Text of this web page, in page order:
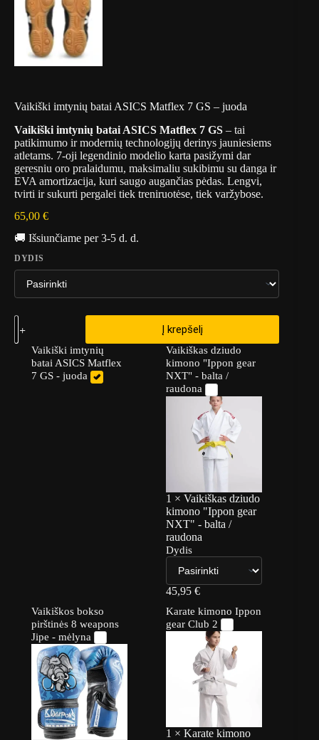
Vaikiški imtynių batai ASICS Matflex 7 GS – juoda
Vaikiški imtynių batai ASICS Matflex 7 GS – tai
patikimumo ir modernių technologijų derinys jauniesiems
atletams. 7-oji legendinio modelio karta pasižymi dar
geresniu oro pralaidumu, maksimaliu sukibimu su danga ir
EVA amortizacija, kuri saugo augančias pėdas. Lengvi,
tvirti ir sukurti pergalei tiek treniruotėse, tiek varžybose.
65,00 €
🚚 Išsiunčiame per 3-5 d. d.
DYDIS
Į krepšelį
Vaikiški imtynių
batai ASICS Matflex
7 GS - juoda
Vaikiškas dziudo
kimono "Ippon gear
NXT" - balta /
raudona
1 × Vaikiškas dziudo
kimono "Ippon gear
NXT" - balta /
raudona
Dydis
45,95 €
Vaikiškos bokso
pirštinės 8 weapons
Jipe - mėlyna
Karate kimono Ippon
gear Club 2
1 × Karate kimono